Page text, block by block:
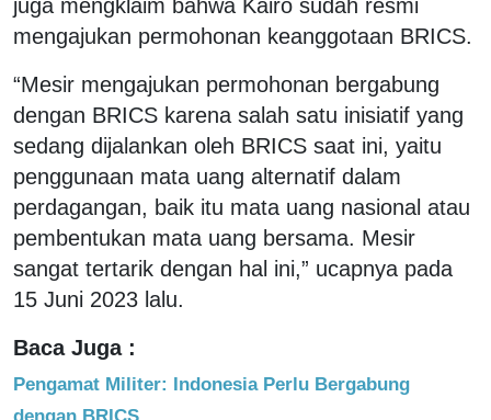
juga mengklaim bahwa Kairo sudah resmi
mengajukan permohonan keanggotaan BRICS.
“Mesir mengajukan permohonan bergabung
dengan BRICS karena salah satu inisiatif yang
sedang dijalankan oleh BRICS saat ini, yaitu
penggunaan mata uang alternatif dalam
perdagangan, baik itu mata uang nasional atau
pembentukan mata uang bersama. Mesir
sangat tertarik dengan hal ini,” ucapnya pada
15 Juni 2023 lalu.
Baca Juga :
Pengamat Militer: Indonesia Perlu Bergabung
dengan BRICS